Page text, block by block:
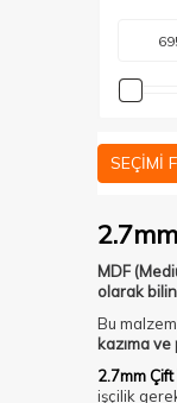
SEÇIMI
MDF
olarak
Bu
kazıma
2.7mm Çift
işçilik